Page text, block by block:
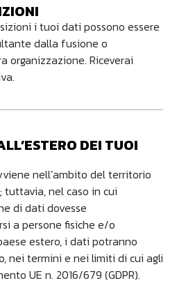
i tuoi dati possono essere
dalla fusione o
organizzazione. Riceverai
DEI TUOI
nell’ambito del territorio
tuttavia, nel caso in cui
di dati dovesse
a persone fisiche e/o
estero, i dati potranno
nei termini e nei limiti di cui agli
UE n. 2016/679 (GDPR).